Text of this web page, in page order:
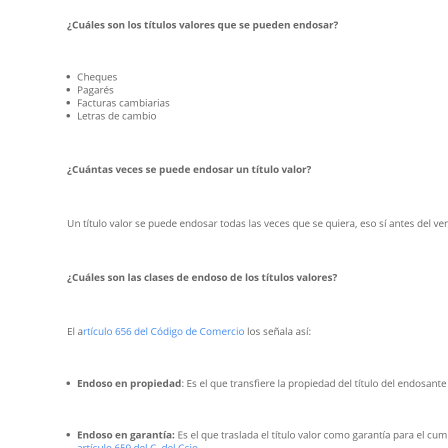
¿Cuáles son los títulos valores que se pueden endosar?
Cheques
Pagarés
Facturas cambiarias
Letras de cambio
¿Cuántas veces se puede endosar un título valor?
Un título valor se puede endosar todas las veces que se quiera, eso sí antes del
¿Cuáles son las clases de endoso de los títulos valores?
El artículo 656 del Código de Comercio los señala así:
Endoso en propiedad: Es el que transfiere la propiedad del título del
Endoso en garantía: Es el que traslada el título valor como garantía para el